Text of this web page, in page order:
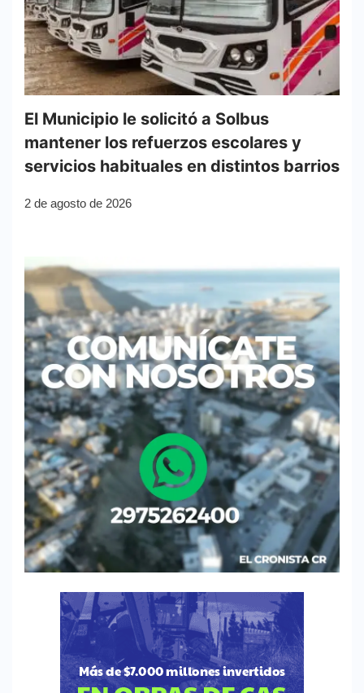
El Municipio le solicitó a Solbus
mantener los refuerzos escolares y
servicios habituales en distintos barrios
2 de agosto de 2026